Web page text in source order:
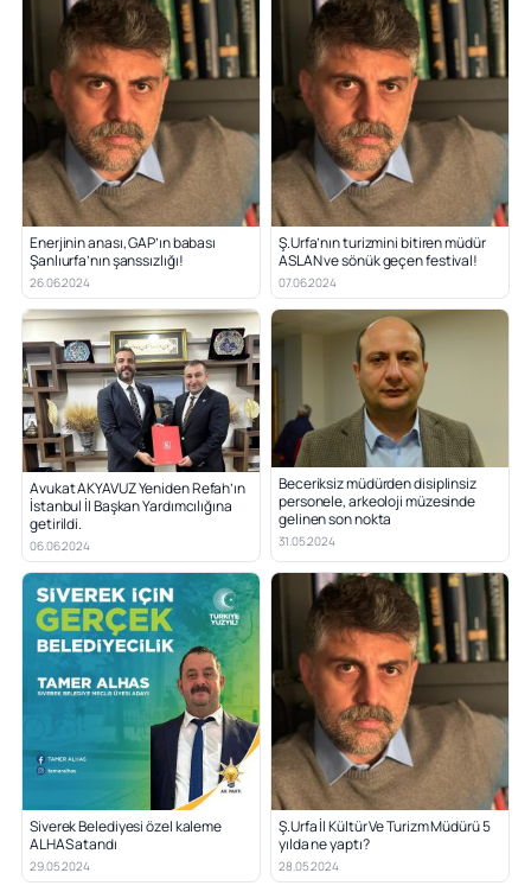
Enerjinin anası, GAP’ın babası
Şanlıurfa’nın şanssızlığı!
26.06.2024
Ş.Urfa’nın turizmini bitiren müdür
ASLAN ve sönük geçen festival!
07.06.2024
Avukat AKYAVUZ Yeniden Refah’ın
İstanbul İl Başkan Yardımcılığına
getirildi.
06.06.2024
Beceriksiz müdürden disiplinsiz
personele, arkeoloji müzesinde
gelinen son nokta
31.05.2024
Siverek Belediyesi özel kaleme
ALHAS atandı
29.05.2024
Ş.Urfa İl Kültür Ve Turizm Müdürü 5
yılda ne yaptı?
28.05.2024